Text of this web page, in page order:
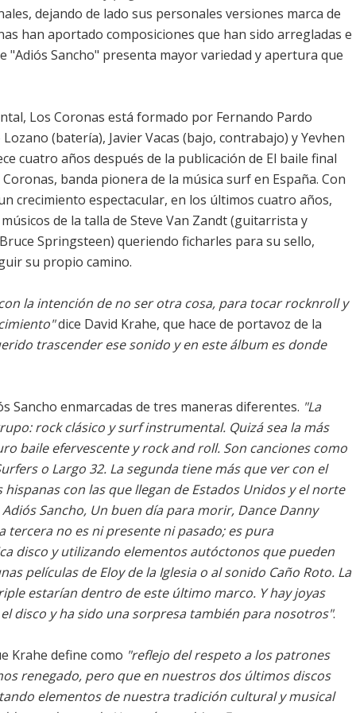
dejando de lado sus personales versiones marca de
han aportado composiciones que han sido arregladas e
Sancho" presenta mayor variedad y apertura que
Los Coronas está formado por Fernando Pardo
(batería), Javier Vacas (bajo, contrabajo) y Yevhen
cuatro años después de la publicación de El baile final
banda pionera de la música surf en España. Con
crecimiento espectacular, en los últimos cuatro años,
de la talla de Steve Van Zandt (guitarrista y
Springsteen) queriendo ficharles para su sello,
su propio camino.
la intención de no ser otra cosa, para tocar rocknroll y
dice David Krahe, que hace de portavoz de la
trascender ese sonido y en este álbum es donde
Sancho enmarcadas de tres maneras diferentes. "La
rock clásico y surf instrumental. Quizá sea la más
baile efervescente y rock and roll. Son canciones como
o Largo 32. La segunda tiene más que ver con el
con las que llegan de Estados Unidos y el norte
Sancho, Un buen día para morir, Dance Danny
tercera no es ni presente ni pasado; es pura
disco y utilizando elementos autóctonos que pueden
películas de Eloy de la Iglesia o al sonido Caño Roto. La
estarían dentro de este último marco. Y hay joyas
disco y ha sido una sorpresa también para nosotros".
Krahe define como "reflejo del respeto a los patrones
renegado, pero que en nuestros dos últimos discos
elementos de nuestra tradición cultural y musical